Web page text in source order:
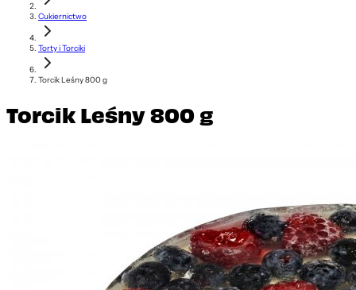
Cukiernictwo
Torty i Torciki
Torcik Leśny 800 g
Torcik Leśny 800 g